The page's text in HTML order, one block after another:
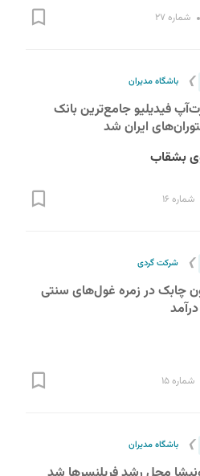
شماره ۲۷
❯ باشگاه مدیران
فیدیلیو جامع‌ترین بانک
ایران شد
بشقاب
شماره ۱۶
❯ شرکت گردی
چابک در زمره غول‌های سنتی
درآمد
شماره ۱۵
❯ باشگاه مدیران